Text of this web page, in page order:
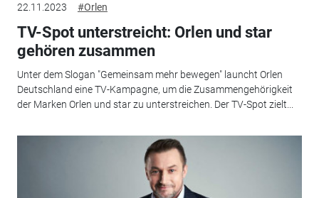
22.11.2023 #Orlen
TV-Spot unterstreicht: Orlen und star
gehören zusammen
Unter dem Slogan "Gemeinsam mehr bewegen" launcht Orlen
Deutschland eine TV-Kampagne, um die Zusammengehörigkeit
der Marken Orlen und star zu unterstreichen. Der TV-Spot zielt...